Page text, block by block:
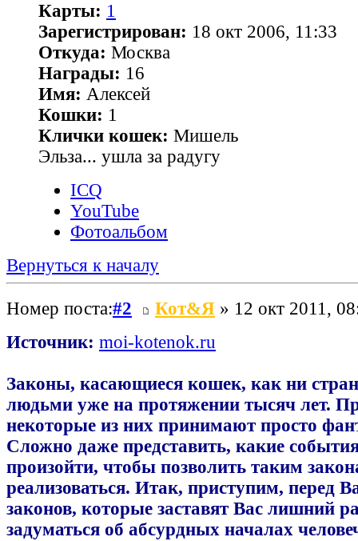
Карты: 1
Зарегистрирован: 18 окт 2006, 11:33
Откуда: Москва
Награды: 16
Имя: Алексей
Кошки: 1
Клички кошек: Мишель
Эльза... ушла за радугу
ICQ
YouTube
Фотоальбом
Вернуться к началу
Номер поста:#2 Кот&Я » 12 окт 2011,
Источник: moi-kotenok.ru
Законы, касающиеся кошек, как ни
людьми уже на протяжении тысяч лет.
некоторые из них принимают просто
Сложно даже представить, какие
произойти, чтобы позволить таким
реализоваться. Итак, приступим, перед
законов, которые заставят Вас лишний
задуматься об абсурдных началах